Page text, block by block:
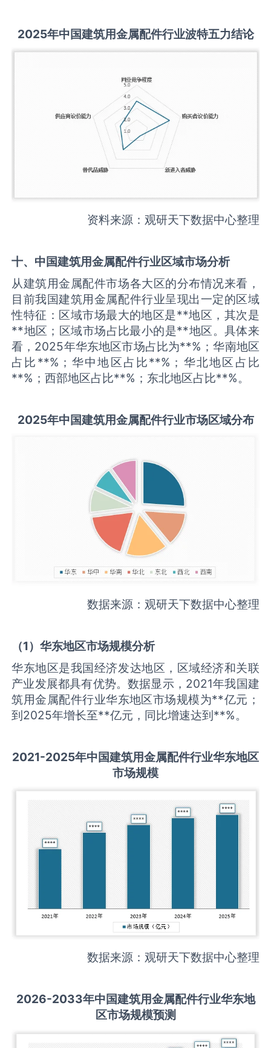
2025年中国建筑用金属配件行业波特五力结论
资料来源：观研天下数据中心整理
十、中国建筑用金属配件行业区域市场分析
从建筑用金属配件市场各大区的分布情况来看，
目前我国建筑用金属配件行业呈现出一定的区域
性特征：区域市场最大的地区是**地区，其次是
**地区；区域市场占比最小的是**地区。具体来
看，2025年华东地区市场占比为**%；华南地区
占比**%；华中地区占比**%；华北地区占比
**%；西部地区占比**%；东北地区占比**%。
2025年中国建筑用金属配件行业市场区域分布
数据来源：观研天下数据中心整理
（1）华东地区市场规模分析
华东地区是我国经济发达地区，区域经济和关联
产业发展都具有优势。数据显示，2021年我国建
筑用金属配件行业华东地区市场规模为**亿元；
到2025年增长至**亿元，同比增速达到**%。
2021-2025年中国建筑用金属配件行业华东地区
市场规模
数据来源：观研天下数据中心整理
2026-2033年中国建筑用金属配件行业华东地
区市场规模预测